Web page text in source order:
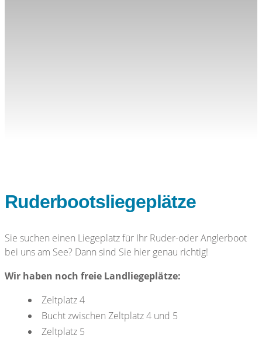
Ruderbootsliegeplätze
Sie suchen einen Liegeplatz für Ihr Ruder-oder Anglerboot
bei uns am See? Dann sind Sie hier genau richtig!
Wir haben noch freie Landliegeplätze:
Zeltplatz 4
Bucht zwischen Zeltplatz 4 und 5
Zeltplatz 5